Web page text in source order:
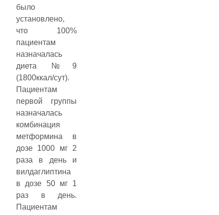
было
установлено,
что 100%
пациентам
назначалась
диета №9
(1800ккал/сут).
Пациентам
первой группы
назначалась
комбинация
метформина в
дозе 1000 мг 2
раза в день и
вилдаглиптина
в дозе 50 мг 1
раз в день.
Пациентам